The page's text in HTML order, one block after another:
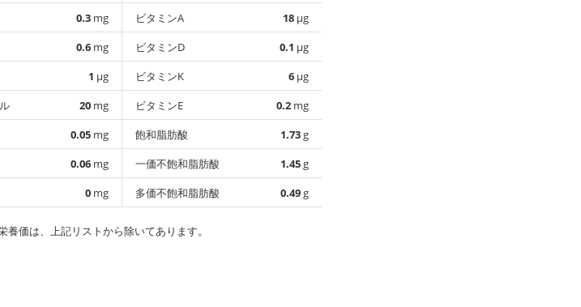
0.3 mg
0.6 mg
1 µg
20 mg
0.05 mg
0.06 mg
0 mg
ビタミンA
18 µg
ビタミンD
0.1 µg
ビタミンK
6 µg
ビタミンE
0.2 mg
飽和脂肪酸
1.73g
一価不飽和脂肪酸
1.45g
多価不飽和脂肪酸
0.49g
価は、上記リストから除いてあります。